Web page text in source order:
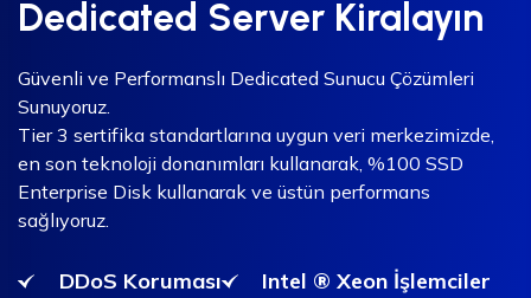
Dedicated Server Kiralayın
Güvenli ve Performanslı Dedicated Sunucu Çözümleri
Sunuyoruz.
Tier 3 sertifika standartlarına uygun veri merkezimizde,
en son teknoloji donanımları kullanarak, %100 SSD
Enterprise Disk kullanarak ve üstün performans
sağlıyoruz.
DDoS Koruması
Intel ® Xeon İşlemciler